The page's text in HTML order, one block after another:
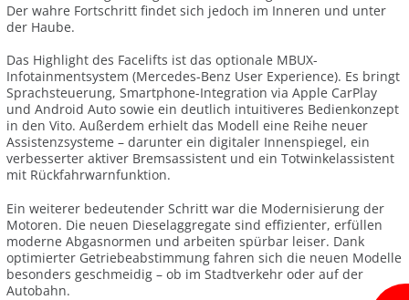
Der wahre Fortschritt findet sich jedoch im Inneren und unter
der Haube.
Das Highlight des Facelifts ist das optionale MBUX-
Infotainmentsystem (Mercedes-Benz User Experience). Es bringt
Sprachsteuerung, Smartphone-Integration via Apple CarPlay
und Android Auto sowie ein deutlich intuitiveres Bedienkonzept
in den Vito. Außerdem erhielt das Modell eine Reihe neuer
Assistenzsysteme – darunter ein digitaler Innenspiegel, ein
verbesserter aktiver Bremsassistent und ein Totwinkelassistent
mit Rückfahrwarnfunktion.
Ein weiterer bedeutender Schritt war die Modernisierung der
Motoren. Die neuen Dieselaggregate sind effizienter, erfüllen
moderne Abgasnormen und arbeiten spürbar leiser. Dank
optimierter Getriebeabstimmung fahren sich die neuen Modelle
besonders geschmeidig – ob im Stadtverkehr oder auf der
Autobahn.